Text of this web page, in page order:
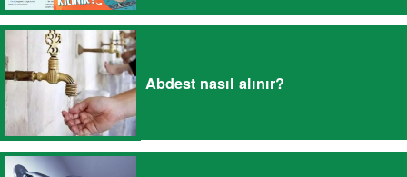
Abdest nasıl alınır?